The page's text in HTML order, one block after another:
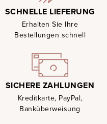
SCHNELLE LIEFERUNG
Erhalten Sie Ihre
Bestellungen schnell
SICHERE ZAHLUNGEN
Kreditkarte, PayPal,
Banküberweisung